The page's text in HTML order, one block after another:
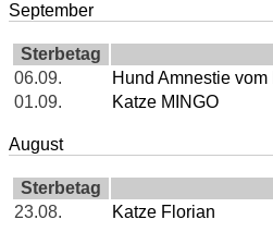
September
Sterbetag
06.09.
Hund Amnestie
01.09.
Katze MINGO
August
Sterbetag
23.08.
Katze Florian